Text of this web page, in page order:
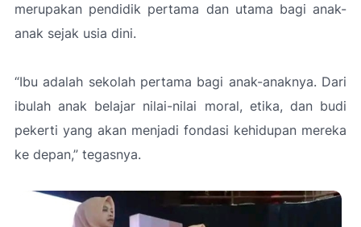
merupakan pendidik pertama dan utama bagi anak-
anak sejak usia dini.
“Ibu adalah sekolah pertama bagi anak-anaknya. Dari
ibulah anak belajar nilai-nilai moral, etika, dan budi
pekerti yang akan menjadi fondasi kehidupan mereka
ke depan,” tegasnya.